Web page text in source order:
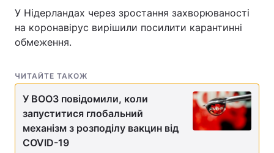
Україна Політика
Спорт
Техно і зв'язок
Зброя Інциденти
У Нідерландах через зростання захворюваності
на коронавірус вирішили посилити карантинні
обмеження.
ЧИТАЙТЕ ТАКОЖ
У ВООЗ повідомили, коли
запуститися глобальний
механізм з розподілу вакцин від
COVID-19